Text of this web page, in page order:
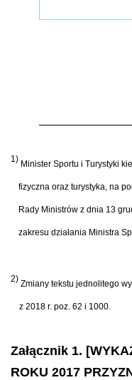
1) Minister Sportu i Turystyki
fizyczna oraz turystyka, na
Rady Ministrów z dnia 13
zakresu działania Ministra
2) Zmiany tekstu jednolitego
z 2018 r. poz. 62 i 1000.
Załącznik 1.
ROKU 2017